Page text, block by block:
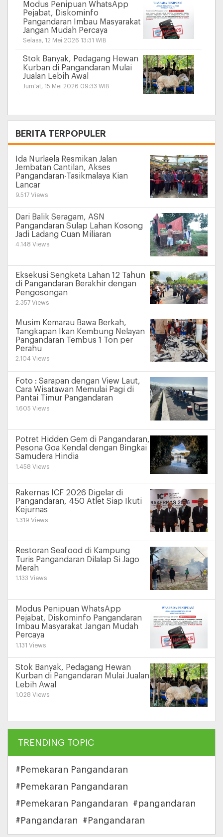
Modus Penipuan WhatsApp
Pejabat, Diskominfo
Pangandaran Imbau Masyarakat
Jangan Mudah Percaya
Selasa, 12 Mei 2026 13:31 WIB
Stok Banyak, Pedagang Hewan
Kurban di Pangandaran Mulai
Jualan Lebih Awal
Jum'at, 15 Mei 2026 09:33 WIB
BERITA TERPOPULER
Ida Nurlaela Resmikan Jalan
Jembatan Cantilan, Akses
Pangandaran-Tasikmalaya Kian
Lancar
9.517 Views
Dari Balik Seragam, ASN
Pangandaran Sulap Lahan Kosong
Jadi Ladang Cuan Miliaran
4.148 Views
Eksekusi Sengketa Lahan 12 Tahun
di Pangandaran Berakhir dengan
Pengosongan
2.357 Views
Musim Kemarau Bawa Berkah,
Tangkapan Ikan Kembung Nelayan
Pangandaran Tembus 1 Ton per
Perahu
2.104 Views
Foto : Sarapan dengan View Laut,
Cara Wisatawan Memulai Pagi di
Pantai Timur Pangandaran
1.605 Views
Potret Hidden Gem di Pangandaran,
Pesona Goa Kendal dengan Bingkai
Samudera Hindia
1.458 Views
Rakernas ICF 2026 Digelar di
Pangandaran, 450 Atlet Siap Ikuti
Kejurnas
1.319 Views
Restoran Seafood di Kampung
Turis Pangandaran Dilalap Si Jago
Merah
1.133 Views
Modus Penipuan WhatsApp
Pejabat, Diskominfo Pangandaran
Imbau Masyarakat Jangan Mudah
Percaya
1.131 Views
Stok Banyak, Pedagang Hewan
Kurban di Pangandaran Mulai Jualan
Lebih Awal
1.028 Views
TRENDING TOPIC
#Pemekaran Pangandaran
#Pemekaran Pangandaran
#Pemekaran Pangandaran
#pangandaran
#Pangandaran
#Pangandaran